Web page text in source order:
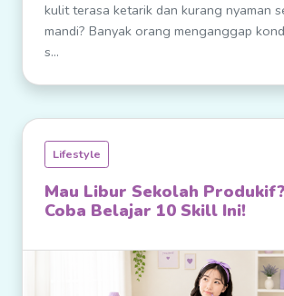
kulit terasa ketarik dan kurang nyaman
mandi? Banyak orang menganggap
s...
Lifestyle
Mau Libur Sekolah
Coba Belajar 10 Skill Ini!